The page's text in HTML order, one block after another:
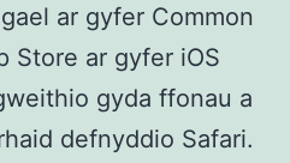
ar gyfer Common
Store ar gyfer iOS
gyda ffonau a
defnyddio Safari.